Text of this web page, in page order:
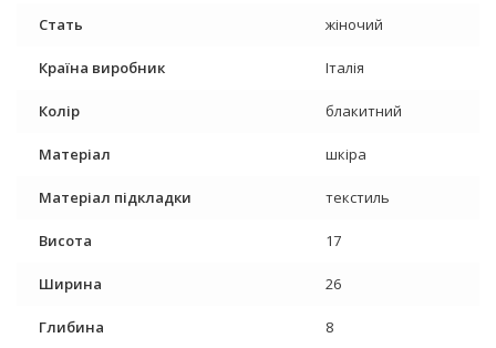
Стать жіночий
Країна виробник Італія
Колір блакитний
Матеріал шкіра
Матеріал підкладки текстиль
Висота 17
Ширина 26
Глибина 8